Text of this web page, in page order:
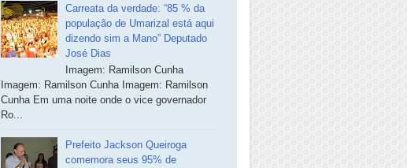
Carreata da verdade: “85 % da
população de Umarizal está aqui
dizendo sim a Mano” Deputado
José Dias
Imagem: Ramilson Cunha
Imagem: Ramilson Cunha Imagem: Ramilson
Cunha Em uma noite onde o vice governador
Ro...
Prefeito Jackson Queiroga
comemora seus 95% de